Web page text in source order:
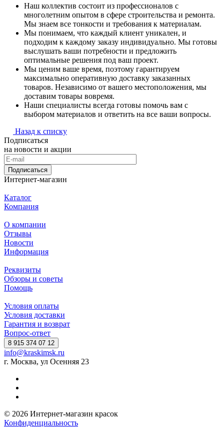
Наш коллектив состоит из профессионалов с
многолетним опытом в сфере строительства и ремонта.
Мы знаем все тонкости и требования к материалам.
Мы понимаем, что каждый клиент уникален, и
подходим к каждому заказу индивидуально. Мы готовы
выслушать ваши потребности и предложить
оптимальные решения под ваш проект.
Мы ценим ваше время, поэтому гарантируем
максимально оперативную доставку заказанных
товаров. Независимо от вашего местоположения, мы
доставим товары вовремя.
Наши специалисты всегда готовы помочь вам с
выбором материалов и ответить на все ваши вопросы.
Назад к списку
Подписаться
на новости и акции
Подписаться
Интернет-магазин
Каталог
Компания
О компании
Отзывы
Новости
Информация
Реквизиты
Обзоры и советы
Помощь
Условия оплаты
Условия доставки
Гарантия и возврат
Вопрос-ответ
8 915 374 07 12
info@kraskimsk.ru
г. Москва, ул Осенняя 23
© 2026 Интернет-магазин красок
Конфиденциальность